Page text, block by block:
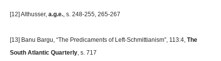
[12] Althusser, a.g.e., s. 248-255, 265-267
[13] Banu Bargu, “The Predicaments of Left-Schmittianism”, 113:4, The
South Atlantic Quarterly, s. 717